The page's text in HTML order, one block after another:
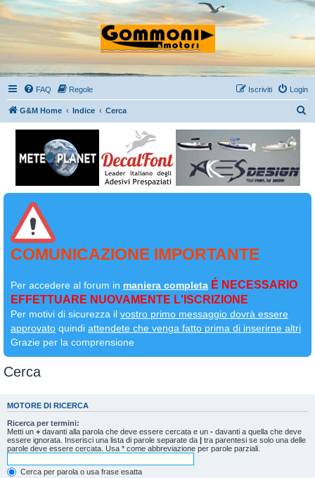
FAQ Regole Login
Iscriviti
G&M Home Indice Cerca
COMUNICAZIONE IMPORTANTE
Per accedere al forum in maniera completa É NECESSARIO
EFFETTUARE NUOVAMENTE L'ISCRIZIONE
Per motivi di sicurezza il vostro primo messaggio dovrà essere
approvato quindi attendete che venga fatto prima di inserirne altri
Grazie per la comprensione
Cerca
MOTORE DI RICERCA
Ricerca per termini:
Metti un + davanti alla parola che deve essere cercata e un - davanti a quella che deve
essere ignorata. Inserisci una lista di parole separate da | tra parentesi se solo una delle
parole deve essere cercata. Usa * come abbreviazione per parole parziali.
Cerca per parola o usa frase esatta